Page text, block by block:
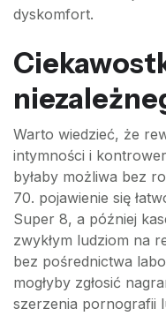
dyskomfort.
Warto wiedzieć, że
intymności i
byłaby możliwa bez
70. pojawienie się
Super 8, a później
zwykłym ludziom na
bez pośrednictwa
mogłyby zgłosić
szerzenia pornografii